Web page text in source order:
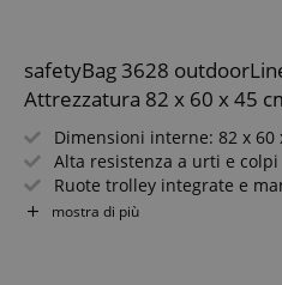
safetyBag 3628
Attrezzatura 82 x 60 x 45
Dimensioni interne: 82 x 60
Alta resistenza a urti e colpi
Ruote trolley integrate e
Set di schiuma a griglia/ a
Valvole automatiche di
Polipropilene extra spesso
mostra di più